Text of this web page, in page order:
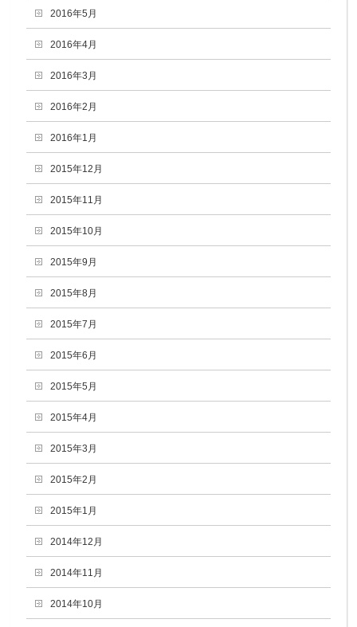
2016年5月
2016年4月
2016年3月
2016年2月
2016年1月
2015年12月
2015年11月
2015年10月
2015年9月
2015年8月
2015年7月
2015年6月
2015年5月
2015年4月
2015年3月
2015年2月
2015年1月
2014年12月
2014年11月
2014年10月